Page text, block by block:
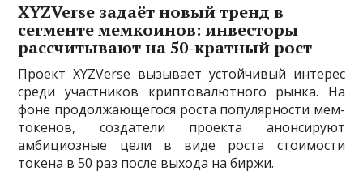
XYZVerse задаёт новый тренд в
сегменте мемкоинов: инвесторы
рассчитывают на 50-кратный рост
Проект XYZVerse вызывает устойчивый интерес
среди участников криптовалютного рынка. На
фоне продолжающегося роста популярности мем-
токенов, создатели проекта анонсируют
амбициозные цели в виде роста стоимости
токена в 50 раз после выхода на биржи.